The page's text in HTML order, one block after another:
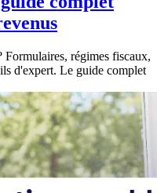
régimes fiscaux,
d'expert. Le guide complet